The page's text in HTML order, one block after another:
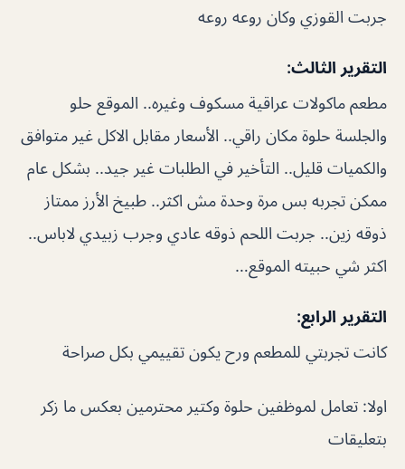
جربت القوزي وكان روعه روعه
التقرير الثالث:
مطعم ماكولات عراقية مسكوف وغيره.. الموقع حلو
والجلسة حلوة مكان راقي.. الأسعار مقابل الاكل غير متوافق
والكميات قليل.. التأخير في الطلبات غير جيد.. بشكل عام
ممكن تجربه بس مرة وحدة مش اكثر.. طبيخ الأرز ممتاز
ذوقه زين.. جربت اللحم ذوقه عادي وجرب زبيدي لاباس..
اكثر شي حبيته الموقع…
التقرير الرابع:
كانت تجربتي للمطعم ورح يكون تقييمي بكل صراحة
اولا: تعامل لموظفين حلوة وكتير محترمين بعكس ما زكر
بتعليقات